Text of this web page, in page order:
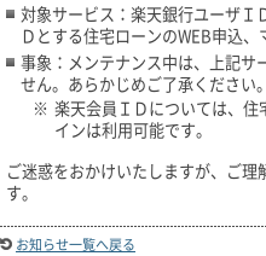
対象サービス：楽天銀行ユーザＩ
Ｄとする住宅ローンのWEB申込
事象：メンテナンス中は、上記サ
せん。あらかじめご了承ください。
※ 楽天会員ＩＤについては、
インは利用可能です。
ご迷惑をおかけいたしますが、ご
す。
お知らせ一覧へ戻る